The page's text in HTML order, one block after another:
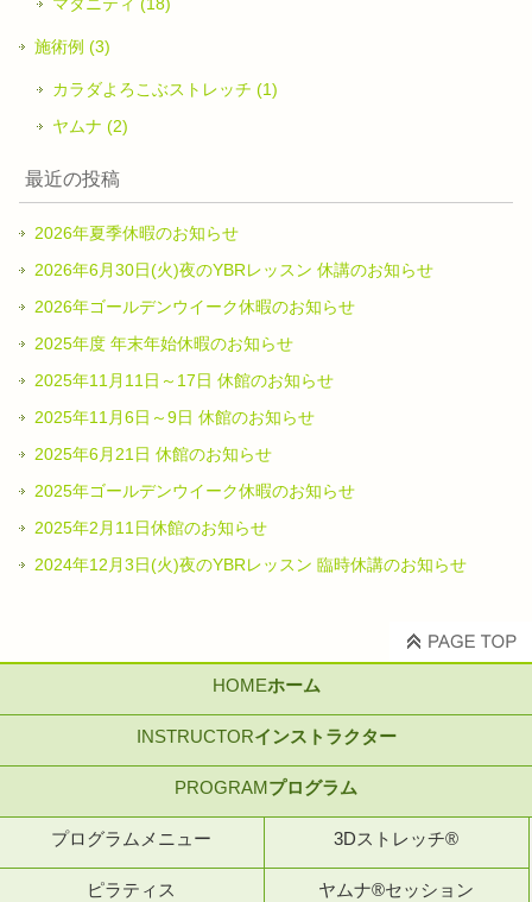
マタニティ (18)
施術例 (3)
カラダよろこぶストレッチ (1)
ヤムナ (2)
最近の投稿
2026年夏季休暇のお知らせ
2026年6月30日(火)夜のYBRレッスン 休講のお知らせ
2026年ゴールデンウイーク休暇のお知らせ
2025年度 年末年始休暇のお知らせ
2025年11月11日～17日 休館のお知らせ
2025年11月6日～9日 休館のお知らせ
2025年6月21日 休館のお知らせ
2025年ゴールデンウイーク休暇のお知らせ
2025年2月11日休館のお知らせ
2024年12月3日(火)夜のYBRレッスン 臨時休講のお知らせ
HOMEホーム
INSTRUCTORインストラクター
PROGRAMプログラム
プログラムメニュー 3Dストレッチ®
ピラティス ヤムナ®セッション